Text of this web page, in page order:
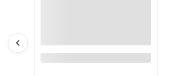
elegancja